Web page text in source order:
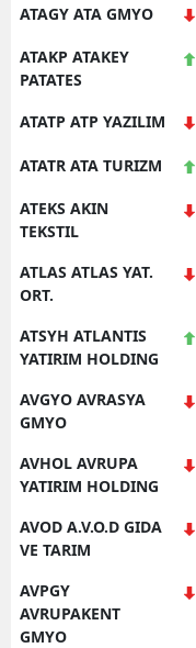
ATAGY ATA GMYO
ATAKP ATAKEY
PATATES
ATATP ATP YAZILIM
ATATR ATA TURIZM
ATEKS AKIN
TEKSTIL
ATLAS ATLAS YAT.
ORT.
ATSYH ATLANTIS
YATIRIM HOLDING
AVGYO AVRASYA
GMYO
AVHOL AVRUPA
YATIRIM HOLDING
AVOD A.V.O.D GIDA
VE TARIM
AVPGY
AVRUPAKENT
GMYO